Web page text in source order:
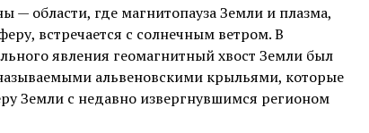
— области, где магнитопауза Земли и плазма,
встречается с солнечным ветром. В
явления геомагнитный хвост Земли был
альвеновскими крыльями, которые
Земли с недавно извергнувшимся регионом